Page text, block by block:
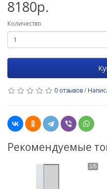
8180р.
Количество
0 отзывов/
Рекомендуемые